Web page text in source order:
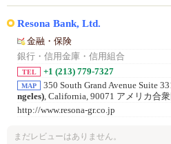
Resona Bank, Ltd.
金融・保険
銀行・信用金庫・信用組合
TEL +1 (213) 779-7327
MAP 350 South Grand Avenue Suite
ngeles), California, 90071 アメリカ合衆
http://www.resona-gr.co.jp
まだレビューはありません。